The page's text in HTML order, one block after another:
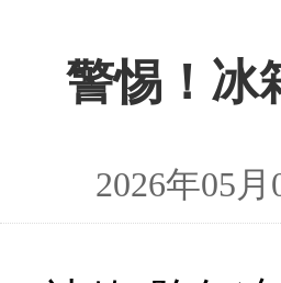
警惕！冰
2026年05